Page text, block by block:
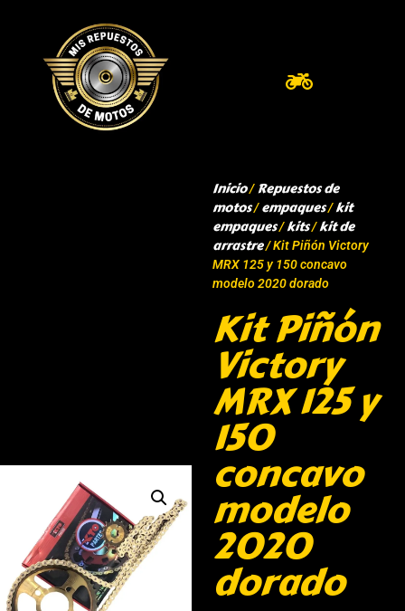
Inicio/Repuestos de
motos/empaques/kit
empaques/kits/kit de
arrastre/ Kit Piñón Victory
MRX 125 y 150 concavo
modelo 2020 dorado
Kit Piñón
Victory
MRX 125 y
150
concavo
modelo
2020
dorado